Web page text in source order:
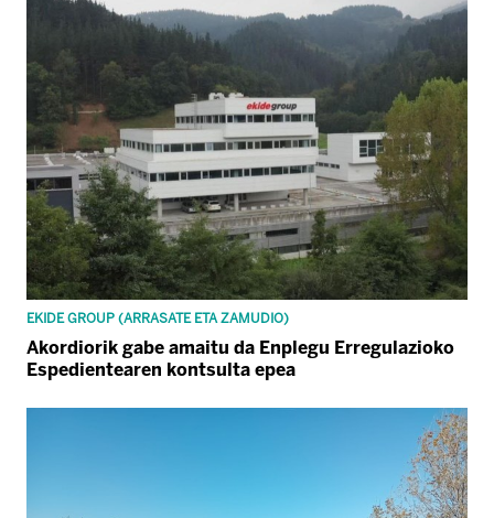
EKIDE GROUP (ARRASATE ETA ZAMUDIO)
Akordiorik gabe amaitu da Enplegu Erregulazioko
Espedientearen kontsulta epea